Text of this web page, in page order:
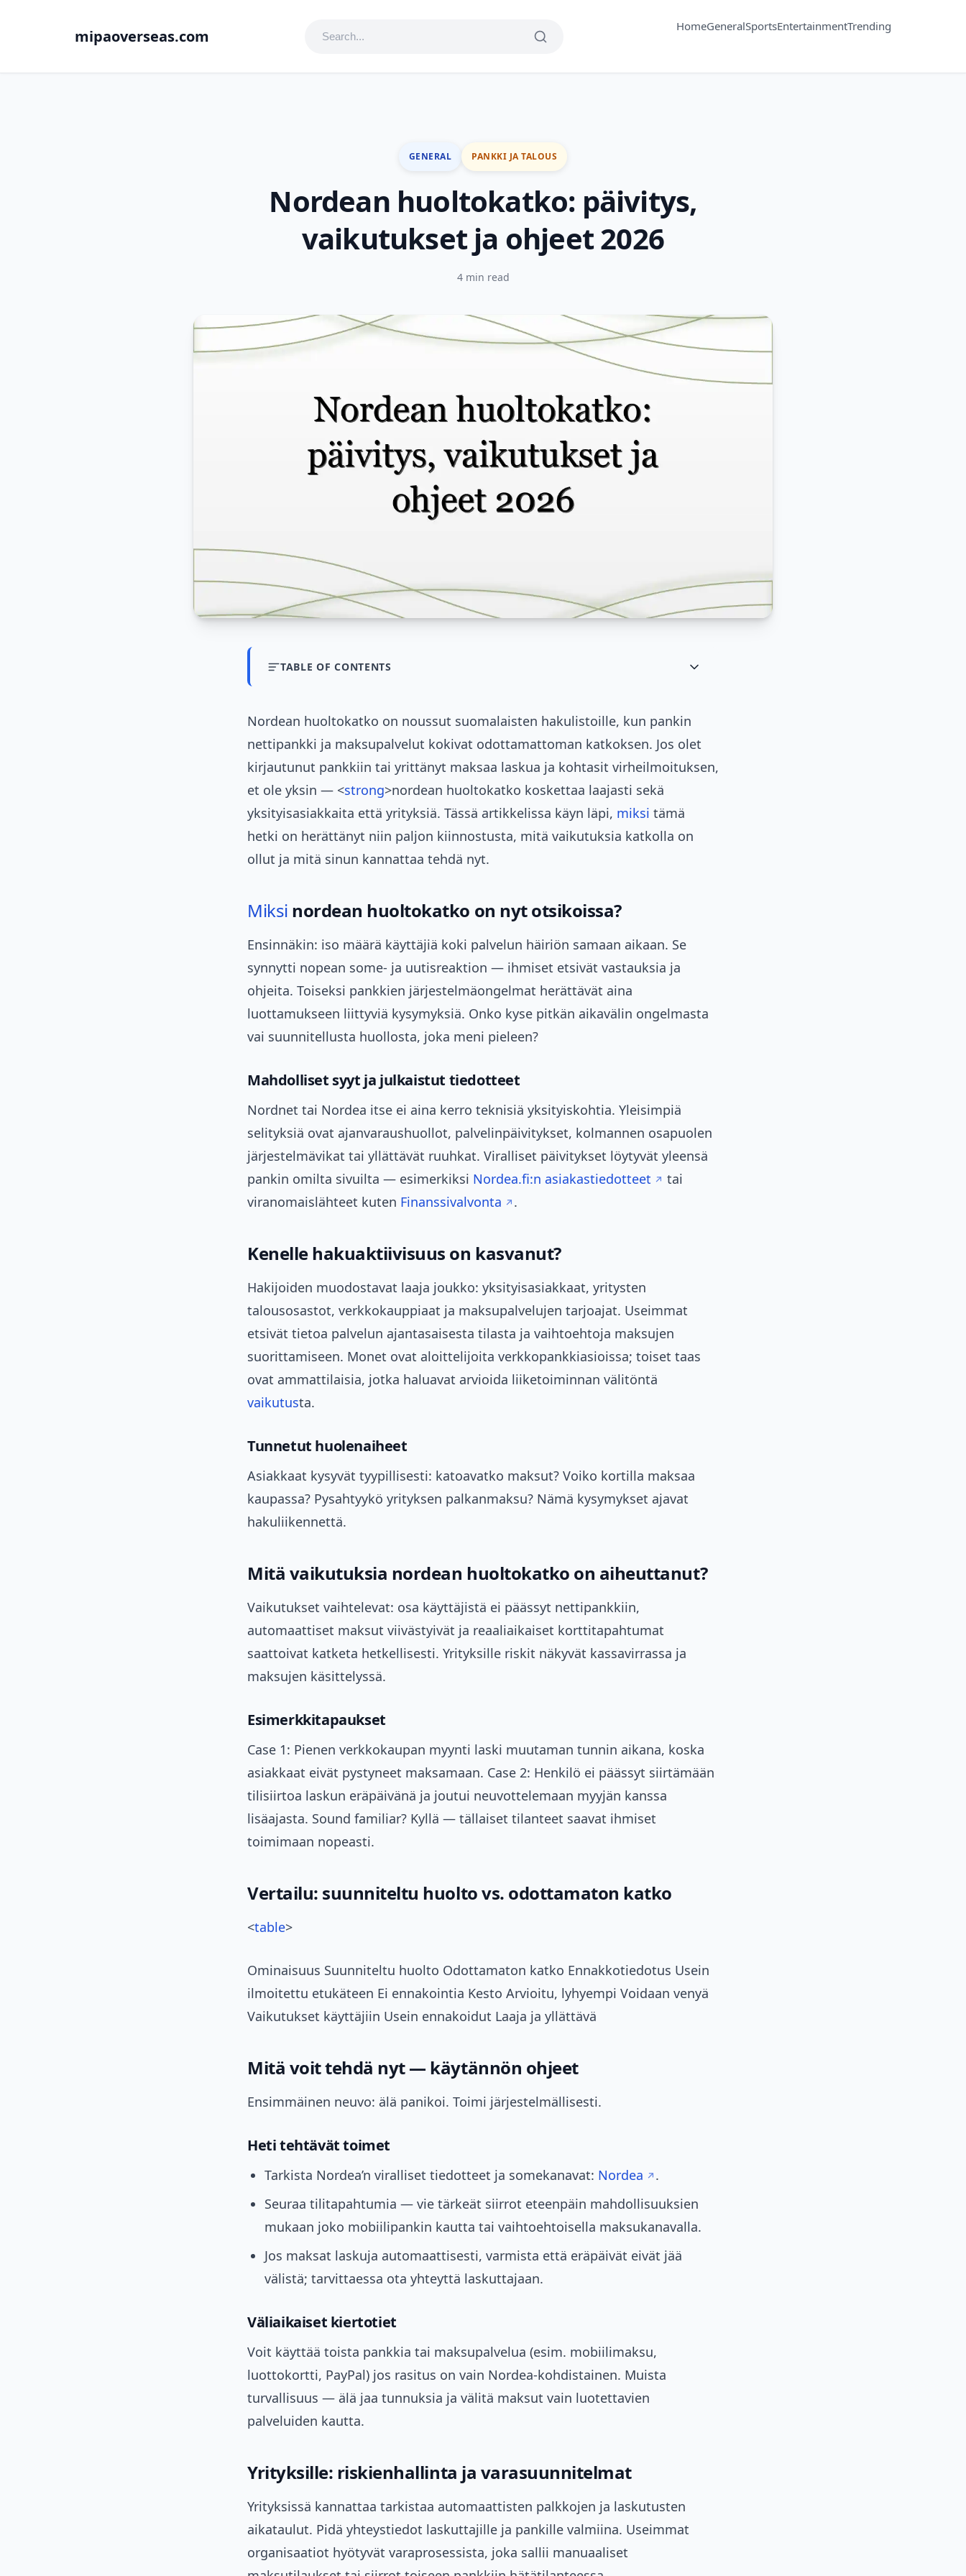
mipaoverseas.com
HomeGeneralSportsEntertainmentTrending
GENERAL PANKKI JA TALOUS
Nordean huoltokatko: päivitys,
vaikutukset ja ohjeet 2026
4 min read
TABLE OF CONTENTS
Nordean huoltokatko on noussut suomalaisten hakulistoille, kun pankin
nettipankki ja maksupalvelut kokivat odottamattoman katkoksen. Jos olet
kirjautunut pankkiin tai yrittänyt maksaa laskua ja kohtasit virheilmoituksen,
et ole yksin — <strong>nordean huoltokatko koskettaa laajasti sekä
yksityisasiakkaita että yrityksiä. Tässä artikkelissa käyn läpi, miksi tämä
hetki on herättänyt niin paljon kiinnostusta, mitä vaikutuksia katkolla on
ollut ja mitä sinun kannattaa tehdä nyt.
Miksi nordean huoltokatko on nyt otsikoissa?
Ensinnäkin: iso määrä käyttäjiä koki palvelun häiriön samaan aikaan. Se
synnytti nopean some- ja uutisreaktion — ihmiset etsivät vastauksia ja
ohjeita. Toiseksi pankkien järjestelmäongelmat herättävät aina
luottamukseen liittyviä kysymyksiä. Onko kyse pitkän aikavälin ongelmasta
vai suunnitellusta huollosta, joka meni pieleen?
Mahdolliset syyt ja julkaistut tiedotteet
Nordnet tai Nordea itse ei aina kerro teknisiä yksityiskohtia. Yleisimpiä
selityksiä ovat ajanvaraushuollot, palvelinpäivitykset, kolmannen osapuolen
järjestelmävikat tai yllättävät ruuhkat. Viralliset päivitykset löytyvät yleensä
pankin omilta sivuilta — esimerkiksi Nordea.fi:n asiakastiedotteet
tai
viranomaislähteet kuten Finanssivalvonta .
Kenelle hakuaktiivisuus on kasvanut?
Hakijoiden muodostavat laaja joukko: yksityisasiakkaat, yritysten
talousosastot, verkkokauppiaat ja maksupalvelujen tarjoajat. Useimmat
etsivät tietoa palvelun ajantasaisesta tilasta ja vaihtoehtoja maksujen
suorittamiseen. Monet ovat aloittelijoita verkkopankkiasioissa; toiset taas
ovat ammattilaisia, jotka haluavat arvioida liiketoiminnan välitöntä
vaikutusta.
Tunnetut huolenaiheet
Asiakkaat kysyvät tyypillisesti: katoavatko maksut? Voiko kortilla maksaa
kaupassa? Pysahtyykö yrityksen palkanmaksu? Nämä kysymykset ajavat
hakuliikennettä.
Mitä vaikutuksia nordean huoltokatko on aiheuttanut?
Vaikutukset vaihtelevat: osa käyttäjistä ei päässyt nettipankkiin,
automaattiset maksut viivästyivät ja reaaliaikaiset korttitapahtumat
saattoivat katketa hetkellisesti. Yrityksille riskit näkyvät kassavirrassa ja
maksujen käsittelyssä.
Esimerkkitapaukset
Case 1: Pienen verkkokaupan myynti laski muutaman tunnin aikana, koska
asiakkaat eivät pystyneet maksamaan. Case 2: Henkilö ei päässyt siirtämään
tilisiirtoa laskun eräpäivänä ja joutui neuvottelemaan myyjän kanssa
lisäajasta. Sound familiar? Kyllä — tällaiset tilanteet saavat ihmiset
toimimaan nopeasti.
Vertailu: suunniteltu huolto vs. odottamaton katko
<table>
Ominaisuus Suunniteltu huolto Odottamaton katko Ennakkotiedotus Usein
ilmoitettu etukäteen Ei ennakointia Kesto Arvioitu, lyhyempi Voidaan venyä
Vaikutukset käyttäjiin Usein ennakoidut Laaja ja yllättävä
Mitä voit tehdä nyt — käytännön ohjeet
Ensimmäinen neuvo: älä panikoi. Toimi järjestelmällisesti.
Heti tehtävät toimet
Tarkista Nordea’n viralliset tiedotteet ja somekanavat: Nordea
.
Seuraa tilitapahtumia — vie tärkeät siirrot eteenpäin mahdollisuuksien
mukaan joko mobiilipankin kautta tai vaihtoehtoisella maksukanavalla.
Jos maksat laskuja automaattisesti, varmista että eräpäivät eivät jää
välistä; tarvittaessa ota yhteyttä laskuttajaan.
Väliaikaiset kiertotiet
Voit käyttää toista pankkia tai maksupalvelua (esim. mobiilimaksu,
luottokortti, PayPal) jos rasitus on vain Nordea-kohdistainen. Muista
turvallisuus — älä jaa tunnuksia ja välitä maksut vain luotettavien
palveluiden kautta.
Yrityksille: riskienhallinta ja varasuunnitelmat
Yrityksissä kannattaa tarkistaa automaattisten palkkojen ja laskutusten
aikataulut. Pidä yhteystiedot laskuttajille ja pankille valmiina. Useimmat
organisaatiot hyötyvät varaprosessista, joka sallii manuaaliset